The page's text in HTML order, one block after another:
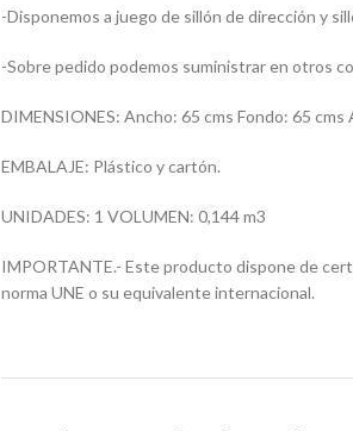
-Disponemos a juego de sillón de dirección y
-Sobre pedido podemos suministrar en otros
DIMENSIONES: Ancho: 65 cms Fondo: 65
EMBALAJE: Plástico y cartón.
UNIDADES: 1 VOLUMEN: 0,144 m3
IMPORTANTE.- Este producto dispone de
norma UNE o su equivalente internacional.